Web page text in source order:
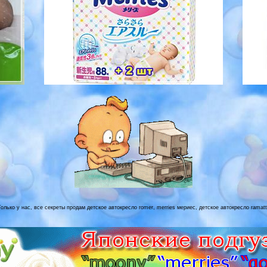
у нас, все секреты продам детское автокресло romer, merries мериес, детское автокресло